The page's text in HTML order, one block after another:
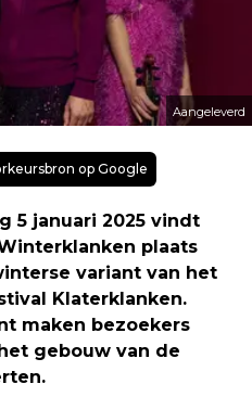
Aangeleverd
op Google
5 januari 2025 vindt
plaats
variant van het
Klaterklanken.
maken bezoekers
gebouw van de